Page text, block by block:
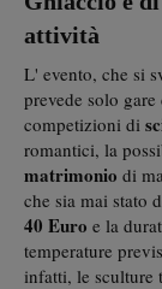
attività
L' evento, che si
prevede solo
competizioni di
romantici, la
matrimonio di
che sia mai stato
40 Euro e la
temperature
infatti, le sculture